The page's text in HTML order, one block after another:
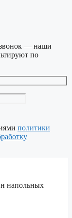
звонок — наши
по
политики
напольных